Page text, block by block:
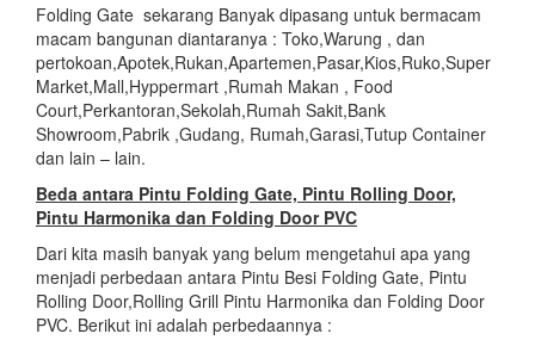
Folding Gate sekarang Banyak dipasang untuk bermacam
macam bangunan diantaranya : Toko,Warung , dan
pertokoan,Apotek,Rukan,Apartemen,Pasar,Kios,Ruko,Super
Market,Mall,Hyppermart ,Rumah Makan , Food
Court,Perkantoran,Sekolah,Rumah Sakit,Bank
Showroom,Pabrik ,Gudang, Rumah,Garasi,Tutup Container
dan lain – lain.
Beda antara Pintu Folding Gate, Pintu Rolling Door,
Pintu Harmonika dan Folding Door PVC
Dari kita masih banyak yang belum mengetahui apa yang
menjadi perbedaan antara Pintu Besi Folding Gate, Pintu
Rolling Door,Rolling Grill Pintu Harmonika dan Folding Door
PVC. Berikut ini adalah perbedaannya :